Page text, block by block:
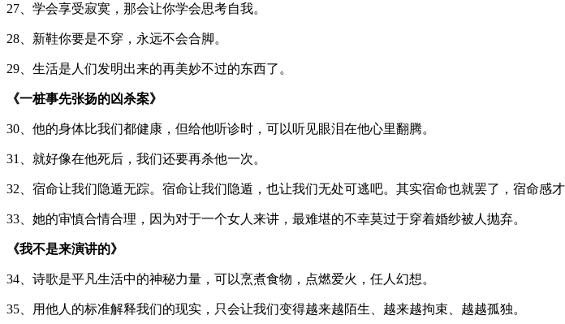
27、学会享受寂寞，那会让你学会思考自我。
28、新鞋你要是不穿，永远不会合脚。
29、生活是人们发明出来的再美妙不过的东西了。
《一桩事先张扬的凶杀案》
30、他的身体比我们都健康，但给他听诊时，可以听见眼泪在他心里翻腾。
31、就好像在他死后，我们还要再杀他一次。
32、宿命让我们隐遁无踪。宿命让我们隐遁，也让我们无处可逃吧。其实宿命也就罢了，宿命感才
33、她的审慎合情合理，因为对于一个女人来讲，最难堪的不幸莫过于穿着婚纱被人抛弃。
《我不是来演讲的》
34、诗歌是平凡生活中的神秘力量，可以烹煮食物，点燃爱火，任人幻想。
35、用他人的标准解释我们的现实，只会让我们变得越来越陌生、越来越拘束、越越孤独。